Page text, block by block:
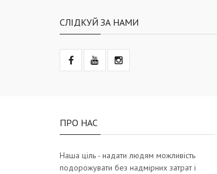
СЛІДКУЙ ЗА НАМИ
ПРО НАС
Наша ціль - надати людям можливість
подорожувати без надмірних затрат і